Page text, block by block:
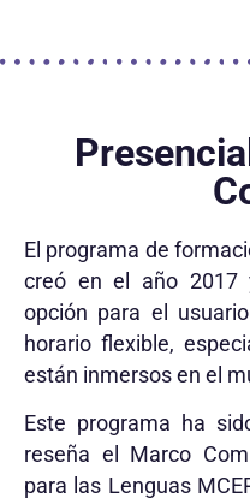
El programa de
creó en el año 2017
opción para el
horario flexible,
están inmersos en el
Este programa ha
reseña el Marco
para las Lenguas